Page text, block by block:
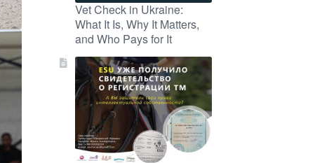
Vet Check in Ukraine:
What It Is, Why It Matters,
and Who Pays for It